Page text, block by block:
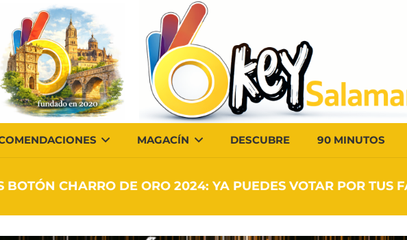
MAGACÍN DESCUBRE 90 MINUTOS
BOTÓN CHARRO DE ORO 2024: YA PUEDES VOTAR POR TUS